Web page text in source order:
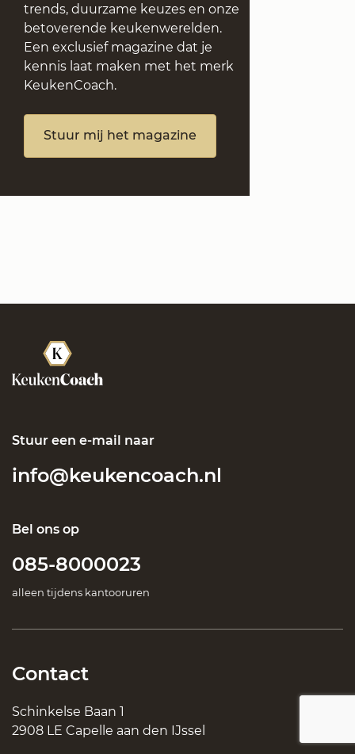
trends, duurzame keuzes en onze
betoverende keukenwerelden.
Een exclusief magazine dat je
kennis laat maken met het merk
KeukenCoach.
Stuur mij het magazine
Stuur een e-mail naar
info@keukencoach.nl
Bel ons op
085-8000023
alleen tijdens kantooruren
Contact
Schinkelse Baan 1
2908 LE Capelle aan den IJssel